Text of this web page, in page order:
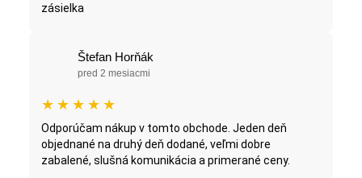
zásielka
Štefan Horňák
pred 2 mesiacmi
★ ★ ★ ★ ★
Odporúčam nákup v tomto obchode. Jeden deň
objednané na druhý deň dodané, veľmi dobre
zabalené, slušná komunikácia a primerané ceny.